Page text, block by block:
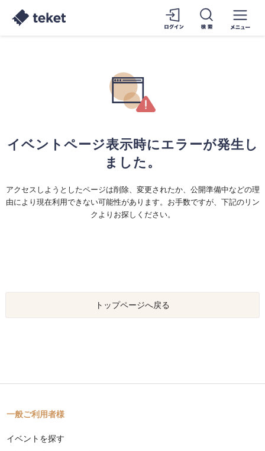
イベントページ表示時にエラーが発生し
ました。
アクセスしようとしたページは削除、変更されたか、公開準備中などの理
由により現在利用できない可能性があります。お手数ですが、下記のリン
クよりお探しください。
トップページへ戻る
一般ご利用者様
イベントを探す